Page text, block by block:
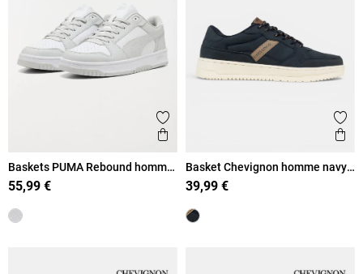
Ajouter aux favoris
Aperçu rapide
Baskets PUMA Rebound homme
(41-46)
55,99 €
Basket Chevignon homme navy
(41-46)
39,99 €